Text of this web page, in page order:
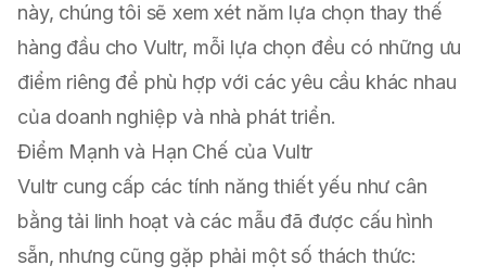
này, chúng tôi sẽ xem xét năm lựa chọn thay thế
hàng đầu cho Vultr, mỗi lựa chọn đều có những ưu
điểm riêng để phù hợp với các yêu cầu khác nhau
của doanh nghiệp và nhà phát triển.
Điểm Mạnh và Hạn Chế của Vultr
Vultr cung cấp các tính năng thiết yếu như cân
bằng tải linh hoạt và các mẫu đã được cấu hình
sẵn, nhưng cũng gặp phải một số thách thức: